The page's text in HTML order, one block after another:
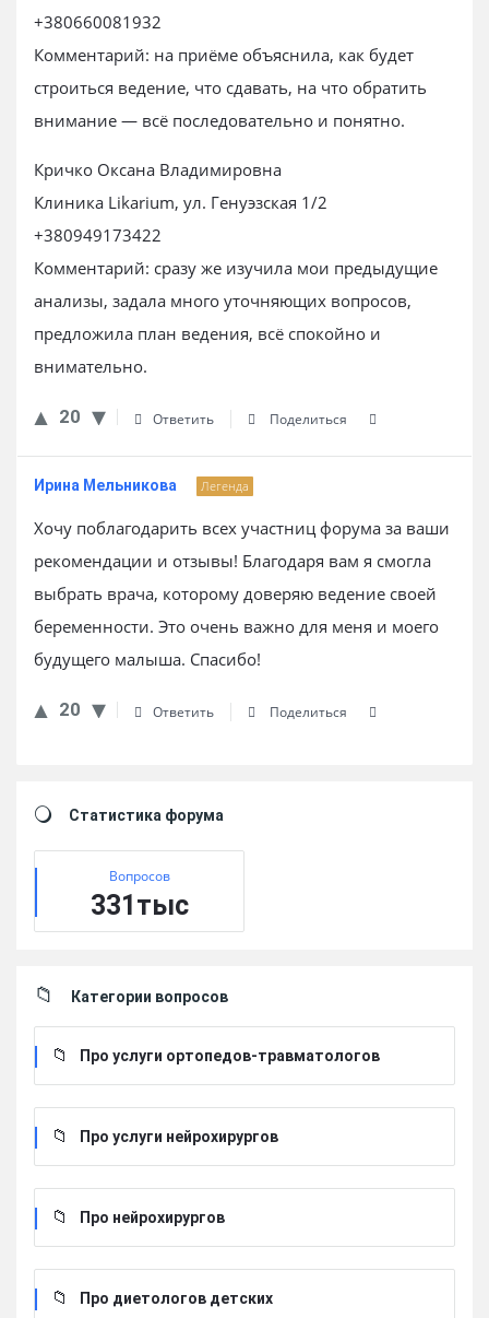
+380660081932
Комментарий: на приёме объяснила, как будет
строиться ведение, что сдавать, на что обратить
внимание — всё последовательно и понятно.
Кричко Оксана Владимировна
Клиника Likarium, ул. Генуэзская 1/2
+380949173422
Комментарий: сразу же изучила мои предыдущие
анализы, задала много уточняющих вопросов,
предложила план ведения, всё спокойно и
внимательно.
20 Ответить Поделиться
Ирина Мельникова Легенда
Хочу поблагодарить всех участниц форума за ваши
рекомендации и отзывы! Благодаря вам я смогла
выбрать врача, которому доверяю ведение своей
беременности. Это очень важно для меня и моего
будущего малыша. Спасибо!
20 Ответить Поделиться
Статистика форума
Вопросов
331тыс
Категории вопросов
Про услуги ортопедов-травматологов
Про услуги нейрохирургов
Про нейрохирургов
Про диетологов детских